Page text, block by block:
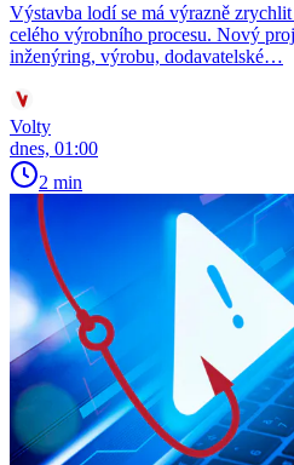
Výstavba lodí se má výrazně
celého výrobního procesu. Nový
inženýring, výrobu, dodavatelské…
Volty
dnes, 01:00
2 min